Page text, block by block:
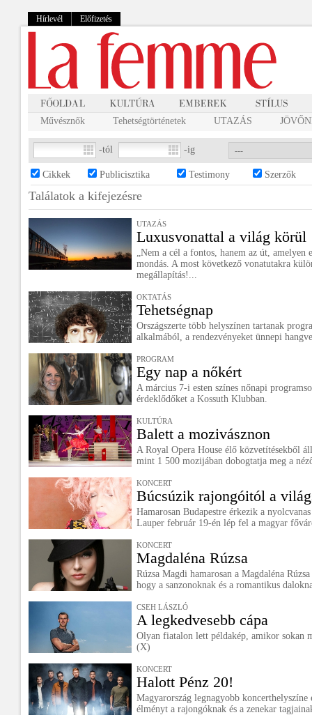
Hírlevél Előfizetés
Művésznők Tehetségtörténetek UTAZÁS
-tól -ig
Cikkek Publicisztika Testimony Szerzők
Találatok a kifejezésre
UTAZÁS
Luxusvonattal a világ körül
„Nem a cél a fontos, hanem az út, amelyen
mondás. A most következő vonatutakra
megállapítás!...
OKTATÁS
Tehetségnap
Országszerte több helyszínen tartanak
alkalmából, a rendezvényeket ünnepi
PROGRAM
Egy nap a nőkért
A március 7-i esten színes nőnapi
érdeklődőket a Kossuth Klubban.
KULTÚRA
Balett a mozivásznon
A Royal Opera House élő közvetítésekből
mint 1 500 mozijában dobogtatja meg a
KONCERT
Búcsúzik rajongóitól a
Hamarosan Budapestre érkezik a
Lauper február 19-én lép fel a magyar
KONCERT
Magdaléna Rúzsa
Rúzsa Magdi hamarosan a Magdaléna
hogy a sanzonoknak és a romantikus
CSEH LÁSZLÓ
A legkedvesebb cápa
Olyan fiatalon lett példakép, amikor sokan
(X)
KONCERT
Halott Pénz 20!
Magyarország legnagyobb
élményt a rajongóknak és a zenekar